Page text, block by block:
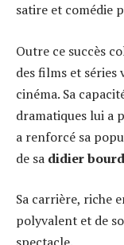
satire et comédie
Outre ce succès
des films et séries
cinéma. Sa
dramatiques lui a
a renforcé sa
de sa didier
Sa carrière, riche
polyvalent et de